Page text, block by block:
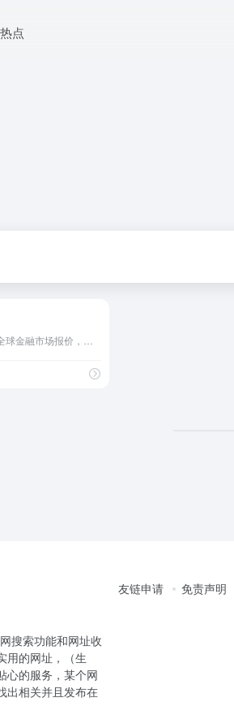
点
搜索功能和网址收
用的网址，（生
心的服务，某个网
出相关并且发布在
友链申请 免责声明